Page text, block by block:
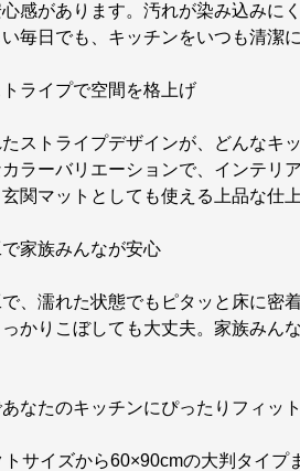
感があります。汚れが染み込みに
毎日でも、キッチンをいつも清潔
ライプで空間を格上げ
ストライプデザインが、どんなキ
ラーバリエーションで、インテリ
関マットとしても使える上品な仕上
家族みんなが安心
、濡れた状態でもピタッと床に密
かりこぼしても大丈夫。家族みん
なたのキッチンにぴったりフィット
サイズから60×90cmの大判タイプ